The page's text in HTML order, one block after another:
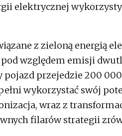
elektrycznej
z zieloną energią
względem emisji
pojazd przejedzie 200
wykorzystać swój
wraz z
filarów strategii